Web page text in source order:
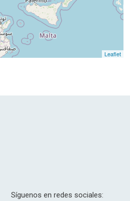
Leaflet
Síguenos en redes sociales: